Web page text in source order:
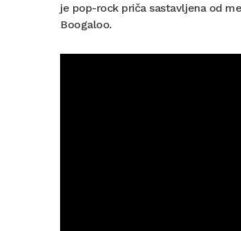
je pop-rock priča sastavljena od
Boogaloo.